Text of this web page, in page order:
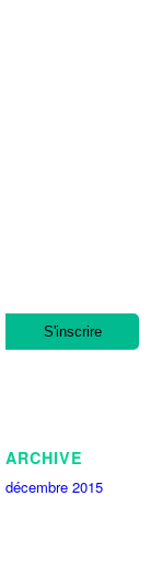
ARCHIVE
décembre 2015